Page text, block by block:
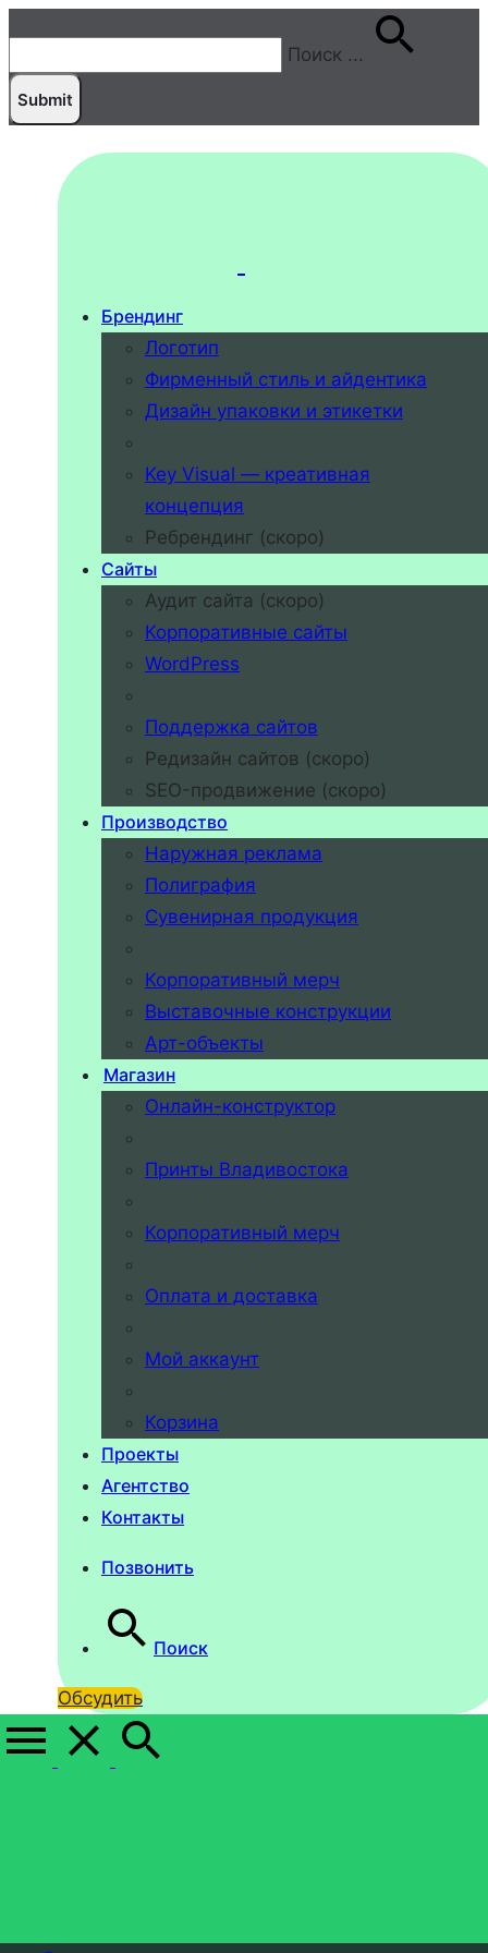
Поиск ...
Брендинг
Логотип
Фирменный стиль и айдентика
Дизайн упаковки и этикетки
Key Visual — креативная
концепция
Ребрендинг (скоро)
Сайты
Аудит сайта (скоро)
Корпоративные сайты
WordPress
Поддержка сайтов
Редизайн сайтов (скоро)
SEO-продвижение (скоро)
Производство
Наружная реклама
Полиграфия
Сувенирная продукция
Корпоративный мерч
Выставочные конструкции
Арт-объекты
Магазин
Онлайн-конструктор
Принты Владивостока
Корпоративный мерч
Оплата и доставка
Мой аккаунт
Корзина
Проекты
Агентство
Контакты
Позвонить
Поиск
Обсудить
транспортной компании